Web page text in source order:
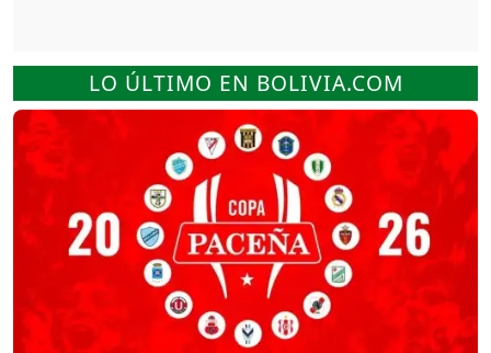
LO ÚLTIMO EN BOLIVIA.COM